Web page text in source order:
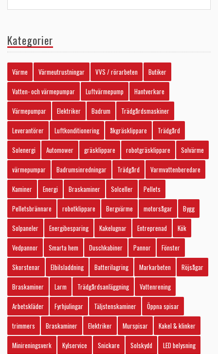
Kategorier
Värme Värmeutrustningar VVS / rörarbeten
Butiker
Vatten- och värmepumpar
Luftvärmepump
Hantverkare
Värmepumpar
Elektriker Badrum
Trädgårdsmaskiner
Leverantörer
Luftkonditionering åkgräsklippare
Trädgård
Solenergi
Automower gräsklippare robotgräsklippare
Solvärme
värmepumpar
Badrumsinredningar Trädgård
Varmvattenberedare
Kaminer
Energi Braskaminer Solceller
Pellets
Pelletsbrännare
robotklippare Bergvärme motorsågar
Bygg
Solpaneler
Energibesparing Kakelugnar Entreprenad
Kök
Vedpannor
Smarta hem Duschkabiner Pannor
Fönster
Skorstenar
Elbilsladdning Batterilagring Markarbeten
Röjsågar
Braskaminer
Larm Trädgårdsanläggning
Vattenrening
Arbetskläder
Fyrhjulingar Täljstenskaminer
Öppna spisar
trimmers
Braskaminer Elektriker Murspisar
Kakel & klinker
Minireningsverk
Kylservice Snickare Solskydd
LED belysning